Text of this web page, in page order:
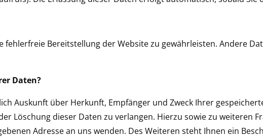
fehlerfreie Bereitstellung der Website zu gewährleisten. Andere
Daten?
Auskunft über Herkunft, Empfänger und Zweck Ihrer
Löschung dieser Daten zu verlangen. Hierzu sowie zu weiteren
Adresse an uns wenden. Des Weiteren steht Ihnen ein